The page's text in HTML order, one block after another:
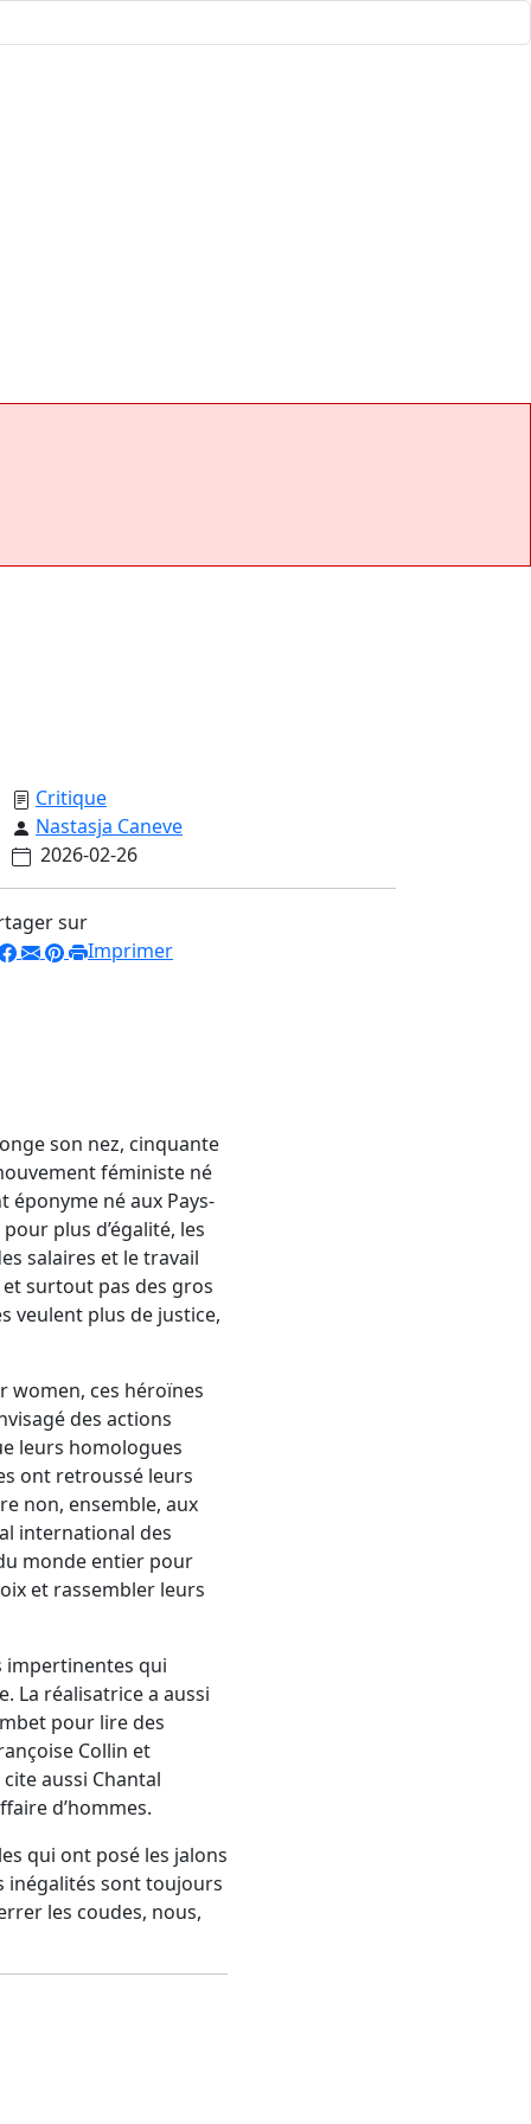
Critique
Nastasja Caneve
2026-02-26
sur
Imprimer
son nez, cinquante
féministe né
né aux Pays-
plus d’égalité, les
salaires et le travail
surtout pas des gros
veulent plus de justice,
women, ces héroïnes
des actions
leurs homologues
ont retroussé leurs
non, ensemble, aux
international des
monde entier pour
et rassembler leurs
impertinentes qui
La réalisatrice a aussi
pour lire des
Collin et
aussi Chantal
d’hommes.
qui ont posé les jalons
inégalités sont toujours
les coudes, nous,